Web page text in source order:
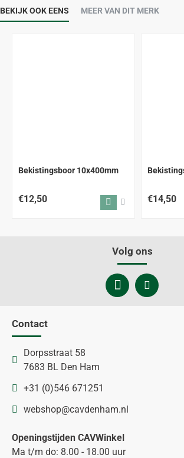
BEKIJK OOK EENS MEER VAN DIT MERK
Bekistingsboor 10x400mm
€12,50 €14,50
Volg ons
Contact
Dorpsstraat 58
7683 BL Den Ham
+31 (0)546 671251
webshop@cavdenham.nl
Openingstijden CAVWinkel
Ma t/m do: 8.00 - 18.00 uur